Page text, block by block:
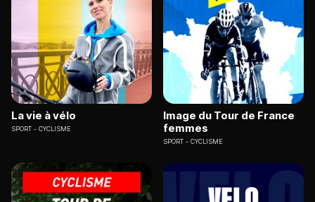
La vie à vélo
SPORT CYCLISME
Image du Tour de France
femmes
SPORT CYCLISME